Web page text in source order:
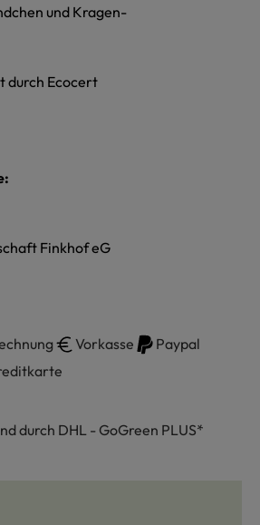
und Kragen-
durch Ecocert
Finkhof eG
Vorkasse
Paypal
durch DHL - GoGreen PLUS*